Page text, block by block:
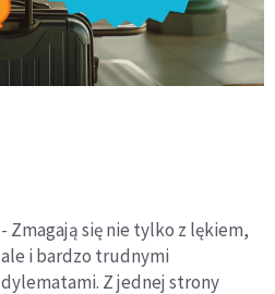
- Zmagają się nie tylko z lękiem,
ale i bardzo trudnymi
dylematami. Z jednej strony